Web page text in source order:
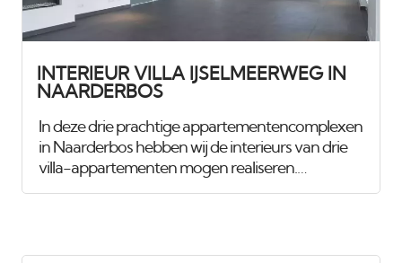
reinigbare buitenkwaliteit muurverf, om de
ruimtes
INTERIEUR VILLA IJSELMEERWEG IN
NAARDERBOS
In deze drie prachtige appartementencomplexen
in Naarderbos hebben wij de interieurs van drie
villa-appartementen mogen realiseren.
Daarnaast verzorgen wij ook het onderhoud van
foto's tonen het interieur van een van de villa-